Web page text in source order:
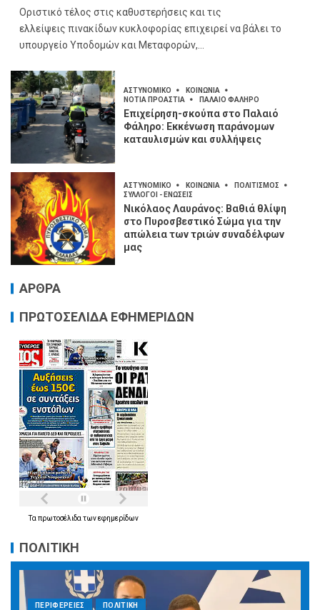
Οριστικό τέλος στις καθυστερήσεις και τις
ελλείψεις πινακίδων κυκλοφορίας επιχειρεί να βάλει το
υπουργείο Υποδομών και Μεταφορών,...
ΑΣΤΥΝΟΜΙΚΟ
ΚΟΙΝΩΝΙΑ
ΝΟΤΙΑ ΠΡΟΑΣΤΙΑ
ΠΑΛΑΙΟ ΦΑΛΗΡΟ
Επιχείρηση-σκούπα στο Παλαιό
Φάληρο: Εκκένωση παράνομων
καταυλισμών και συλλήψεις
ΑΣΤΥΝΟΜΙΚΟ ΚΟΙΝΩΝΙΑ
ΠΟΛΙΤΙΣΜΟΣ
ΣΥΛΛΟΓΟΙ - ΕΝΩΣΕΙΣ
Νικόλαος Λαυράνος: Βαθιά θλίψη
στο Πυροσβεστικό Σώμα για την
απώλεια των τριών συναδέλφων
μας
ΑΡΘΡΑ
ΠΡΩΤΟΣΕΛΙΔΑ ΕΦΗΜΕΡΙΔΩΝ
Ταπρωτοσέλιδατωνεφημερίδων
ΠΟΛΙΤΙΚΗ
ΠΕΡΙΦΕΡΕΙΕΣ ΠΟΛΙΤΙΚΗ